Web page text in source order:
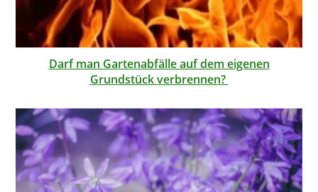
Darf man Gartenabfälle auf dem eigenen
Grundstück verbrennen?